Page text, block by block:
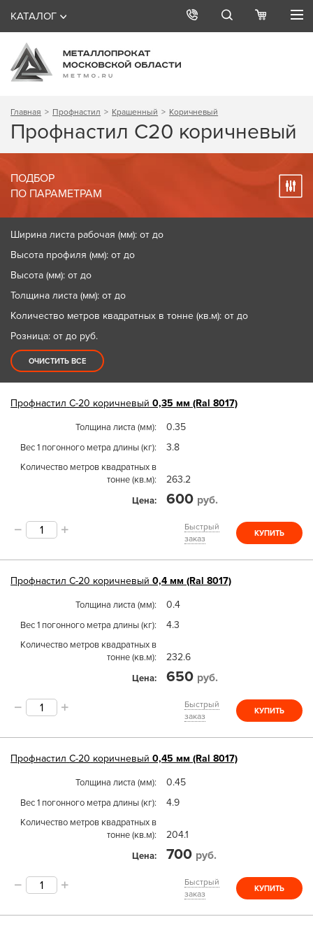
КАТАЛОГ
Главная Профнастил Крашенный Коричневый
Профнастил С20 коричневый
ПОДБОР
ПО ПАРАМЕТРАМ
Ширина листа рабочая (мм): от до
Высота профиля (мм): от до
Высота (мм): от до
Толщина листа (мм): от до
Количество метров квадратных в тонне (кв.м): от до
Розница: от до руб.
ОЧИСТИТЬ ВСЕ
Профнастил С-20 коричневый 0,35 мм (Ral 8017)
Толщина листа (мм) 0.35
Вес 1 погонного метра длины (кг) 3.8
Количество метров квадратных в
тонне (кв.м)
263.2
Цена 600 руб.
Быстрый
заказ
КУПИТЬ
Профнастил С-20 коричневый 0,4 мм (Ral 8017)
Толщина листа (мм) 0.4
Вес 1 погонного метра длины (кг) 4.3
Количество метров квадратных в
тонне (кв.м)
232.6
Цена 650 руб.
Быстрый
заказ
КУПИТЬ
Профнастил С-20 коричневый 0,45 мм (Ral 8017)
Толщина листа (мм) 0.45
Вес 1 погонного метра длины (кг) 4.9
Количество метров квадратных в
тонне (кв.м)
204.1
Цена 700 руб.
Быстрый
заказ
КУПИТЬ